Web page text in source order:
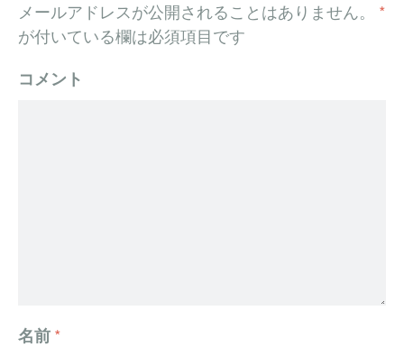
メールアドレスが公開されることはありません。
*
が付いている欄は必須項目です
コメント
名前 *